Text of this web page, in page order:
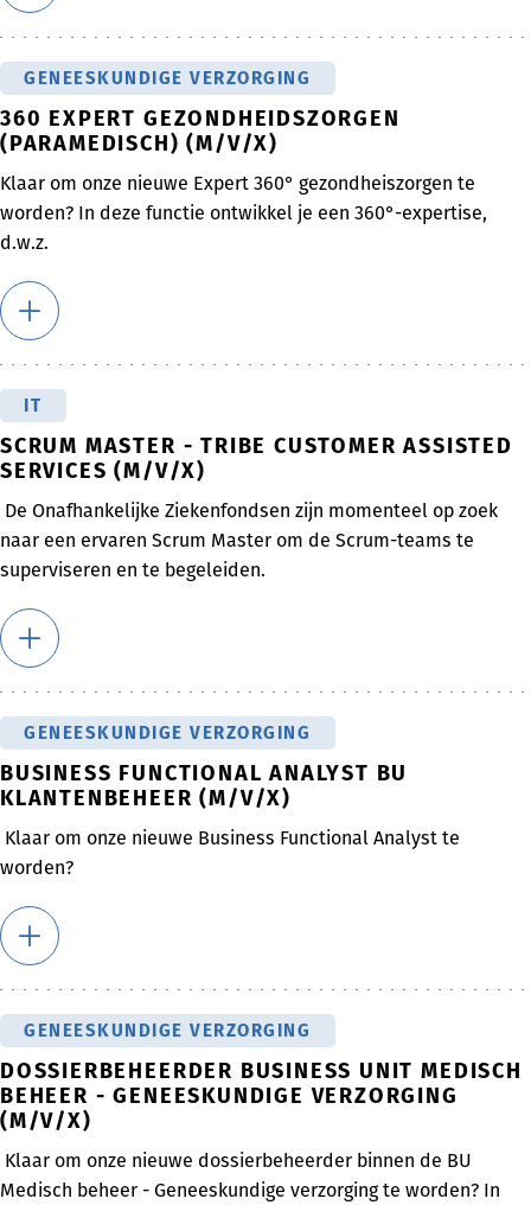
GENEESKUNDIGE VERZORGING
360 EXPERT GEZONDHEIDSZORGEN
(PARAMEDISCH) (M/V/X)
Klaar om onze nieuwe Expert 360° gezondheiszorgen te
worden? In deze functie ontwikkel je een 360°-expertise,
d.w.z.
IT
SCRUM MASTER - TRIBE CUSTOMER ASSISTED
SERVICES (M/V/X)
De Onafhankelijke Ziekenfondsen zijn momenteel op zoek
naar een ervaren Scrum Master om de Scrum-teams te
superviseren en te begeleiden.
GENEESKUNDIGE VERZORGING
BUSINESS FUNCTIONAL ANALYST BU
KLANTENBEHEER (M/V/X)
Klaar om onze nieuwe Business Functional Analyst te
worden?
GENEESKUNDIGE VERZORGING
DOSSIERBEHEERDER BUSINESS UNIT MEDISCH
BEHEER - GENEESKUNDIGE VERZORGING
(M/V/X)
Klaar om onze nieuwe dossierbeheerder binnen de BU
Medisch beheer - Geneeskundige verzorging te worden? In